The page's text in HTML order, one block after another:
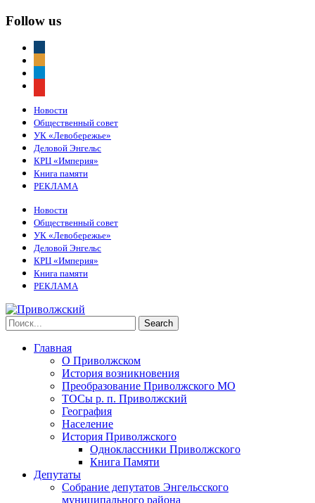
Follow us
Новости
Общественный совет
УК «Левобережье»
Деловой Энгельс
КРЦ «Империя»
Книга памяти
РЕКЛАМА
Новости
Общественный совет
УК «Левобережье»
Деловой Энгельс
КРЦ «Империя»
Книга памяти
РЕКЛАМА
Главная
О Приволжском
История возникновения
Преобразование Приволжского МО
ТОСы р. п. Приволжский
География
Население
История Приволжского
Одноклассники Приволжского
Книга Памяти
Депутаты
Собрание депутатов Энгельсского
муниципального района